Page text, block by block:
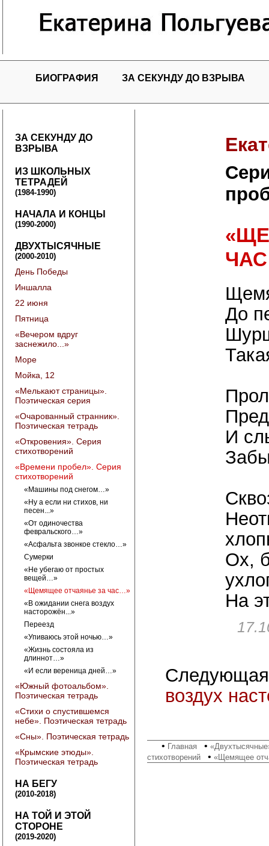
БИОГРАФИЯ ЗА СЕКУНДУ ДО ВЗРЫВА
ЗА СЕКУНДУ ДО
ВЗРЫВА
ИЗ ШКОЛЬНЫХ
ТЕТРАДЕЙ
(1984-1990)
НАЧАЛА И КОНЦЫ
(1990-2000)
ДВУХТЫСЯЧНЫЕ
(2000-2010)
День Победы
Иншалла
22 июня
Пятница
«Вечером вдруг
заснежило...»
Море
Мойка, 12
«Мелькают страницы».
Поэтическая серия
«Очарованный странник».
Поэтическая тетрадь
«Откровения». Серия
стихотворений
«Времени пробел». Серия
стихотворений
«Машины под снегом…»
«Ну а если ни стихов, ни
песен...»
«От одиночества
февральского…»
«Асфальта звонкое стекло…»
Сумерки
«Не убегаю от простых
вещей…»
«Щемящее отчаянье за час…»
«В ожидании снега воздух
насторожён...»
Переезд
«Упиваюсь этой ночью…»
«Жизнь состояла из
длиннот…»
«И если вереница дней…»
«Южный фотоальбом».
Поэтическая тетрадь
«Стихи о спустившемся
небе». Поэтическая тетрадь
«Сны». Поэтическая тетрадь
«Крымские этюды».
Поэтическая тетрадь
НА БЕГУ
(2010-2018)
НА ТОЙ И ЭТОЙ
СТОРОНЕ
(2019-2020)
До
И
Ох,
На
воздух
• Главная •
стихотворений • «Щемящее